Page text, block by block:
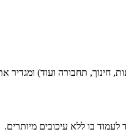
חינוך, תחבורה ועוד)
לעמוד בו ללא עיכובים מיותרים.